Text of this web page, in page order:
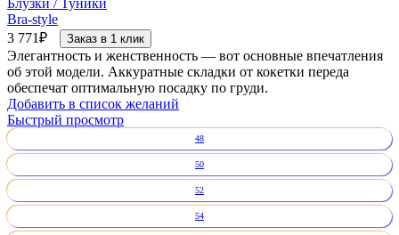
Bra-style
3 771₽ Заказ в 1 клик
Элегантность и женственность — вот основные впечатления
об этой модели. Аккуратные складки от кокетки переда
обеспечат оптимальную посадку по груди.
Добавить в список желаний
Быстрый просмотр
48
50
52
54